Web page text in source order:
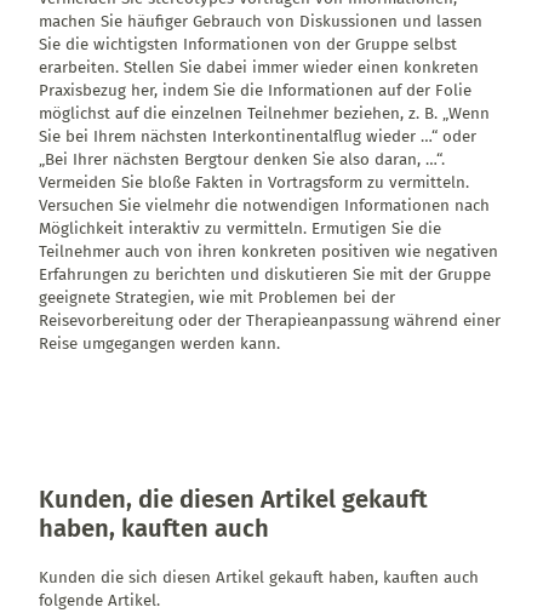
machen Sie häufiger Gebrauch von Diskussionen und lassen
Sie die wichtigsten Informationen von der Gruppe selbst
erarbeiten. Stellen Sie dabei immer wieder einen konkreten
Praxisbezug her, indem Sie die Informationen auf der Folie
möglichst auf die einzelnen Teilnehmer beziehen, z. B. „Wenn
Sie bei Ihrem nächsten Interkontinentalflug wieder …“ oder
„Bei Ihrer nächsten Bergtour denken Sie also daran, …“.
Vermeiden Sie bloße Fakten in Vortragsform zu vermitteln.
Versuchen Sie vielmehr die notwendigen Informationen nach
Möglichkeit interaktiv zu vermitteln. Ermutigen Sie die
Teilnehmer auch von ihren konkreten positiven wie negativen
Erfahrungen zu berichten und diskutieren Sie mit der Gruppe
geeignete Strategien, wie mit Problemen bei der
Reisevorbereitung oder der Therapieanpassung während einer
Reise umgegangen werden kann.
Kunden, die diesen Artikel gekauft
haben, kauften auch
Kunden die sich diesen Artikel gekauft haben, kauften auch
folgende Artikel.